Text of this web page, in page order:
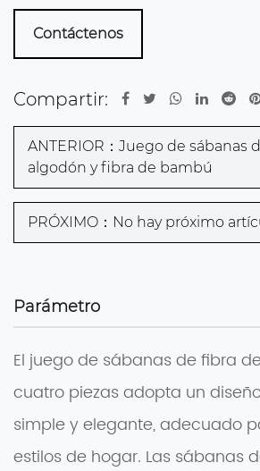
Contáctenos
Compartir:
ANTERIOR：Juego de sábanas
algodón y fibra de bambú
PRÓXIMO：No hay próximo
Parámetro
El juego de sábanas de fibra
cuatro piezas adopta un
simple y elegante, adecuado
estilos de hogar. Las sábanas